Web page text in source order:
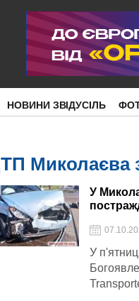
НОВИНИ ЗВІДУСІЛЬ
Миколаєва
У
У